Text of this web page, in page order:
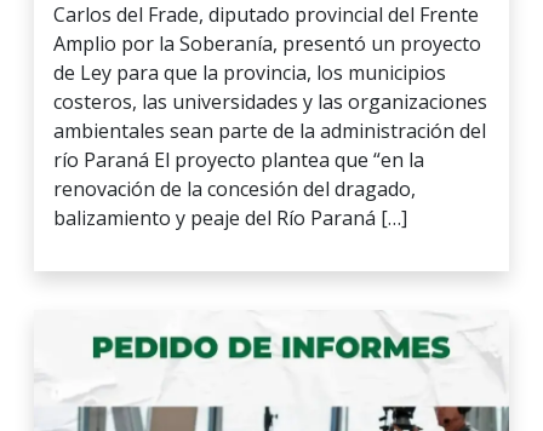
Carlos del Frade, diputado provincial del Frente
Amplio por la Soberanía, presentó un proyecto
de Ley para que la provincia, los municipios
costeros, las universidades y las organizaciones
ambientales sean parte de la administración del
río Paraná El proyecto plantea que “en la
renovación de la concesión del dragado,
balizamiento y peaje del Río Paraná […]